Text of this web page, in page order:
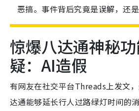
恶搞。事件背后究竟是误解，还是
惊爆八达通神秘
疑：AI造假
有网友在社交平台Threads上发文
达通能够延长行人过路绿灯时间的